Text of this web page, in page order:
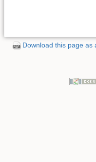
Download this page as